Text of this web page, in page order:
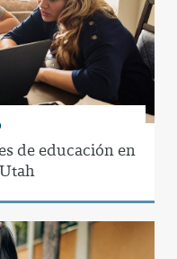
de educación en